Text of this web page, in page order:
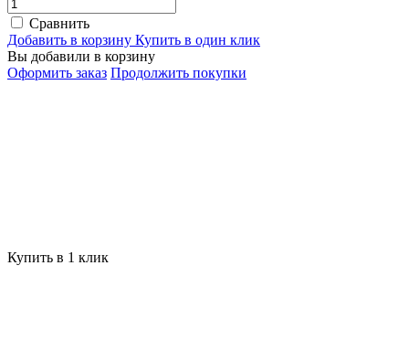
Сравнить
Добавить в корзину Купить в один клик
Вы добавили в корзину
Оформить заказ Продолжить покупки
Купить в 1 клик